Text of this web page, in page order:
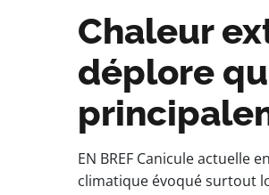
Chaleur
déplore
EN BREF Canicule actuelle
climatique évoqué surtout